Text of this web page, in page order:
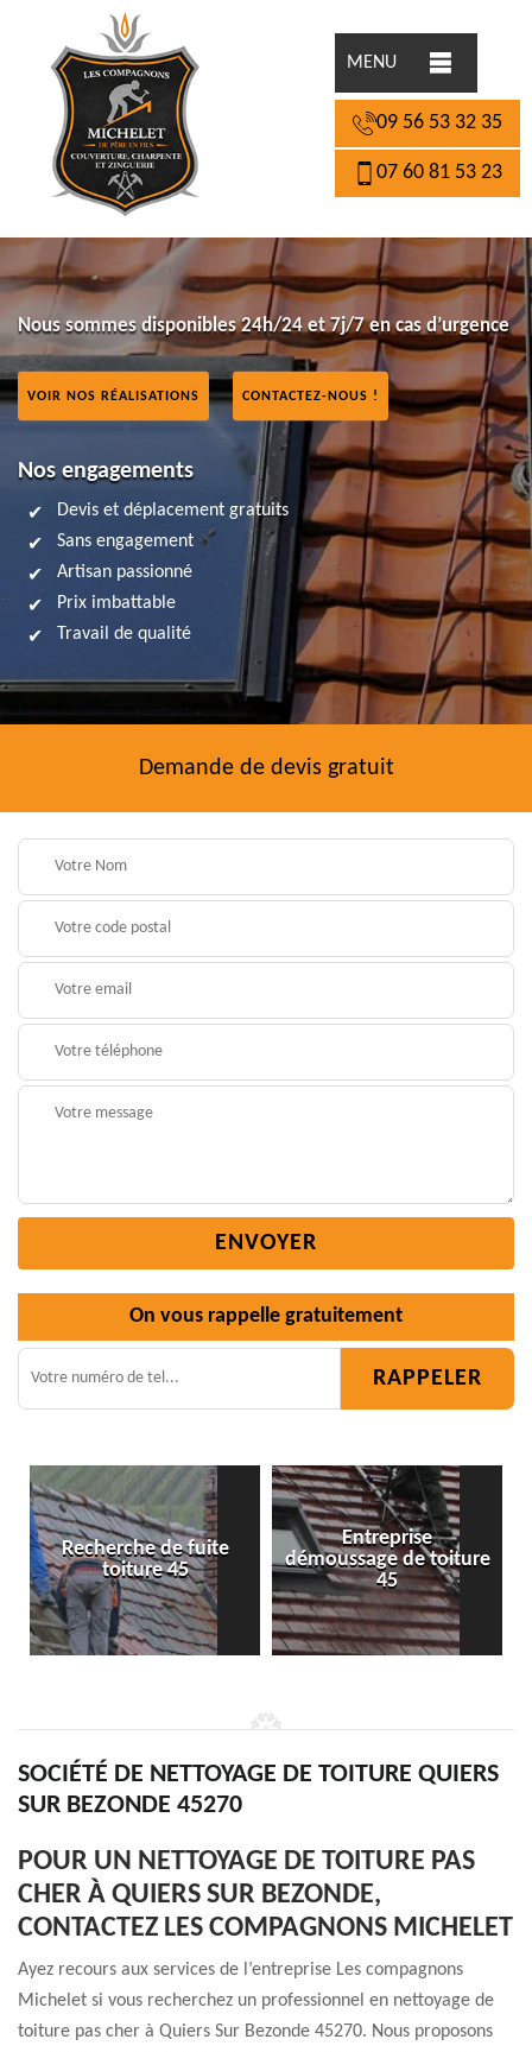
MENU
09 56 53 32 35
07 60 81 53 23
Nous sommes disponibles 24h/24 et 7j/7 en cas d’urgence
VOIR NOS RÉALISATIONS CONTACTEZ-NOUS !
Nos engagements
Devis et déplacement gratuits
Sans engagement
Artisan passionné
Prix imbattable
Travail de qualité
Demande de devis gratuit
On vous rappelle gratuitement
fuite
Entreprise
démoussage de toiture
45
Isolation toiture 45
SOCIÉTÉ DE NETTOYAGE DE TOITURE QUIERS
SUR BEZONDE 45270
POUR UN NETTOYAGE DE TOITURE PAS
CHER À QUIERS SUR BEZONDE,
CONTACTEZ LES COMPAGNONS MICHELET
Ayez recours aux services de l’entreprise Les compagnons
Michelet si vous recherchez un professionnel en nettoyage de
toiture pas cher à Quiers Sur Bezonde 45270. Nous proposons